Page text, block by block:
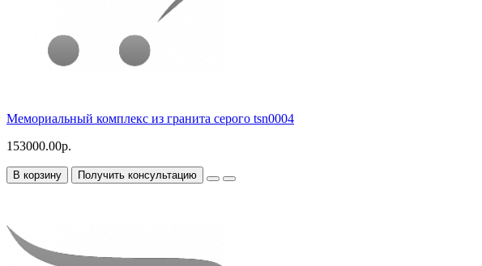
Мемориальный комплекс из гранита серого tsn0004
153000.00р.
В корзину Получить консультацию